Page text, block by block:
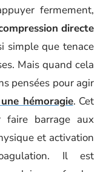
fermement,
directe
simple que tenace
Mais quand cela
pensées pour agir
hémoragie. Cet
faire barrage aux
et activation
Il est